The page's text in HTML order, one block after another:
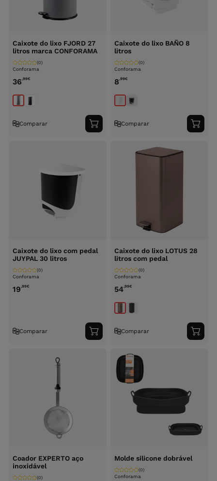
Caixote do lixo FJORD 27
litros marca CONFORAMA
Conforama
(0)
36,99€
Comparar
Adicionar
ao
Caixote do lixo BAÑO 8
litros
Conforama
(0)
8,99€
Comparar
ao
Caixote do lixo com pedal
JUYPAL 30 litros
Conforama
(0)
19,99€
Comparar
Adicionar
ao
Caixote do lixo LOTUS 28
litros com pedal
Conforama
(0)
54,99€
Comparar
ao
Coador EXPERTO aço
inoxidável
(0)
Molde silicone dobrável
Conforama
(0)